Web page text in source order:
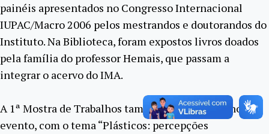
painéis apresentados no Congresso Internacional
IUPAC/Macro 2006 pelos mestrandos e doutorandos do
Instituto. Na Biblioteca, foram expostos livros doados
pela família do professor Hemais, que passam a
integrar o acervo do IMA.
A 1ª Mostra de Trabalhos também foi destaque no
evento, com o tema “Plásticos: percepções